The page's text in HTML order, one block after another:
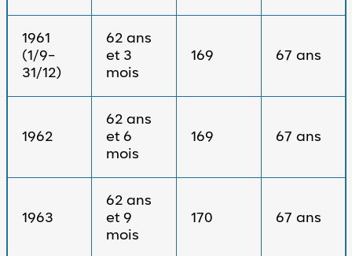
1961
(1/9-
31/12)
62 ans
et 3
mois
169 67 ans
1962
62 ans
et 6
mois
169 67 ans
1963
62 ans
et 9
mois
170 67 ans